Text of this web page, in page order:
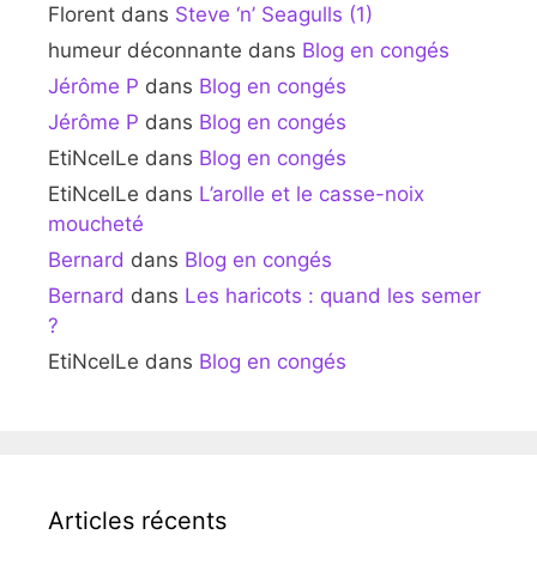
Florent dans Steve ‘n’ Seagulls (1)
humeur déconnante dans Blog en congés
Jérôme P dans Blog en congés
Jérôme P dans Blog en congés
EtiNcelLe dans Blog en congés
EtiNcelLe dans L’arolle et le casse-noix
moucheté
Bernard dans Blog en congés
Bernard dans Les haricots : quand les semer
?
EtiNcelLe dans Blog en congés
Articles récents